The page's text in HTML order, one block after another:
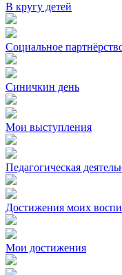
В кругу детей
Социальное
Синичкин день
Мои выступления
Педагогическая
Достижения моих
Мои достижения